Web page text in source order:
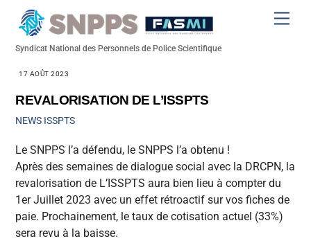
Syndicat National des Personnels de Police Scientifique
17 AOÛT 2023
REVALORISATION DE L’ISSPTS
NEWS ISSPTS
Le SNPPS l’a défendu, le SNPPS l’a obtenu !
Après des semaines de dialogue social avec la DRCPN, la
revalorisation de L’ISSPTS aura bien lieu à compter du
1er Juillet 2023 avec un effet rétroactif sur vos fiches de
paie. Prochainement, le taux de cotisation actuel (33%)
sera revu à la baisse.